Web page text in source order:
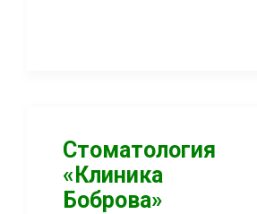
Стоматология
«Клиника
Боброва»